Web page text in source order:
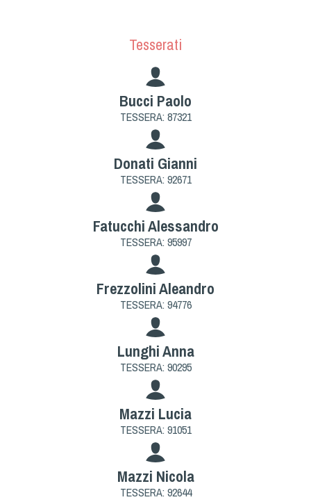
Tesserati
Bucci Paolo
TESSERA: 87321
Donati Gianni
TESSERA: 92671
Fatucchi Alessandro
TESSERA: 95997
Frezzolini Aleandro
TESSERA: 94776
Lunghi Anna
TESSERA: 90295
Mazzi Lucia
TESSERA: 91051
Mazzi Nicola
TESSERA: 92644
Sleddog